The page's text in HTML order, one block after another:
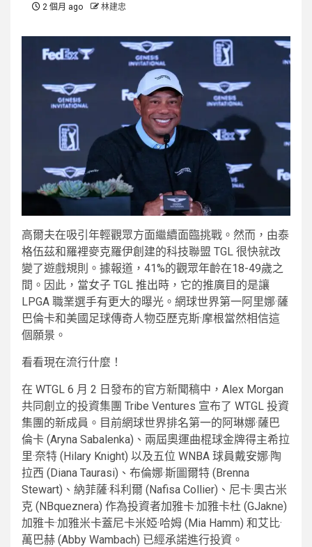
2 個月 ago 林建忠
高爾夫在吸引年輕觀眾方面繼續面臨挑戰。然而，由泰
格伍茲和羅裡麥克羅伊創建的科技聯盟 TGL 很快就改
變了遊戲規則。據報道，41%的觀眾年齡在18-49歲之
間。因此，當女子 TGL 推出時，它的推廣目的是讓
LPGA 職業選手有更大的曝光。網球世界第一阿里娜·薩
巴倫卡和美國足球傳奇人物亞歷克斯·摩根當然相信這
個願景。
看看現在流行什麼！
在 WTGL 6 月 2 日發布的官方新聞稿中，Alex Morgan
共同創立的投資集團 Tribe Ventures 宣布了 WTGL 投資
集團的新成員。目前網球世界排名第一的阿琳娜·薩巴
倫卡 (Aryna Sabalenka)、兩屆奧運曲棍球金牌得主希拉
里·奈特 (Hilary Knight) 以及五位 WNBA 球員戴安娜·陶
拉西 (Diana Taurasi)、布倫娜·斯圖爾特 (Brenna
Stewart)、納菲薩·科利爾 (Nafisa Collier)、尼卡·奧古米
克 (NBqueznera) 作為投資者加雅卡·加雅卡杜 (GJakne)
加雅卡·加雅米卡蓋尼卡米婭·哈姆 (Mia Hamm) 和艾比·
萬巴赫 (Abby Wambach) 已經承諾進行投資。